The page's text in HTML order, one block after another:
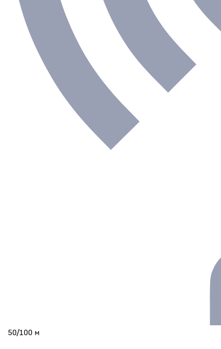
50/100 м